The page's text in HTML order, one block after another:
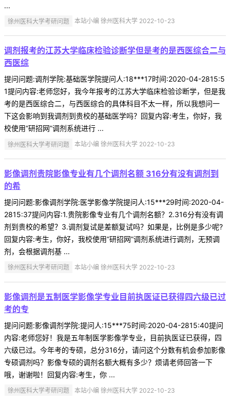
...
徐州医科大学考研问题 本站小编 徐州医科大学 2022-10-23
调剂报考的江苏大学临床检验诊断学但是考的是西医综合二与
西医综
提问问题:调剂学院:基础医学院提问人:18***17时间:2020-04-2815:5
1提问内容:老师您好，我今年报考的江苏大学临床检验诊断学，但是我
考的是西医综合二，与西医综合的具体科目不太一样，所以我想问一
下这会影响到我调剂到贵校的基础医学吗？回复内容:考生，你好，我
校使用“研招网”调剂系统进行 ...
徐州医科大学考研问题 本站小编 徐州医科大学 2022-10-23
影像调剂贵院影像专业有几个调剂名额 316分有没有调剂到
的希
提问问题:影像调剂学院:医学影像学院提问人:15***29时间:2020-04-
2815:37提问内容:1.贵院影像专业有几个调剂名额？2.316分有没有调
剂到贵校的希望？3.调剂复试是差额复试吗？如果是，比例是多少呢?
回复内容:考生，你好，我校使用“研招网”调剂系统进行调剂，无预调
剂，会根据调剂基 ...
徐州医科大学考研问题 本站小编 徐州医科大学 2022-10-23
影像调剂是五制医学影像学专业目前执医证已获得四六级已过
考的专
提问问题:影像调剂学院:提问人:15***75时间:2020-04-2815:40提问
内容:老师您好！我是五年制医学影像学专业，目前执医证已获得，四
六级已过。今年考的专硕，总分316分，请问这个分数有机会参加影像
专硕调剂吗？影像专硕的调剂名额大概有多少？烦请老师回答一下
哦，谢谢啦！回复内容:考生，你 ...
徐州医科大学考研问题 本站小编 徐州医科大学 2022-10-23